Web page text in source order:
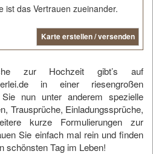
ist das Vertrauen zueinander.
Karte erstellen / versenden
zur Hochzeit gibt’s auf
in einer riesengroßen
nun unter anderem spezielle
Trausprüche, Einladungssprüche,
kurze Formulierungen zur
Sie einfach mal rein und finden
schönsten Tag im Leben!